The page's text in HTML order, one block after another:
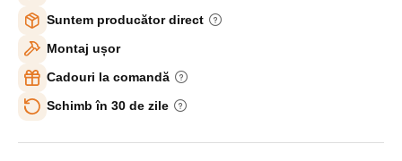
Suntem producător direct
Montaj ușor
Cadouri la comandă
Schimb în 30 de zile